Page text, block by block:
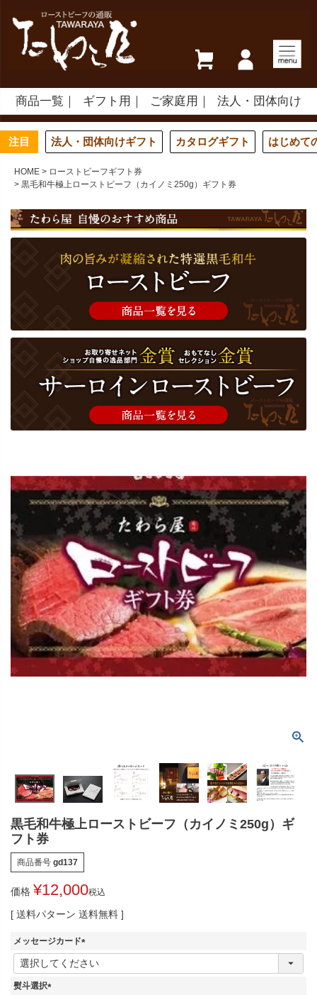
商品一覧 ギフト用 ご家庭用 法人・団体向け
注目 法人・団体向けギフト カタログギフト はじめて
HOME
ローストビーフギフト券
黒毛和牛極上ローストビーフ（カイノミ250g）ギフト券
黒毛和牛極上ローストビーフ（カイノミ250g）ギ
フト券
商品番号 gd137
価格 ¥12,000税込
送料パターン 送料無料
メッセージカード
(
必
熨斗選択